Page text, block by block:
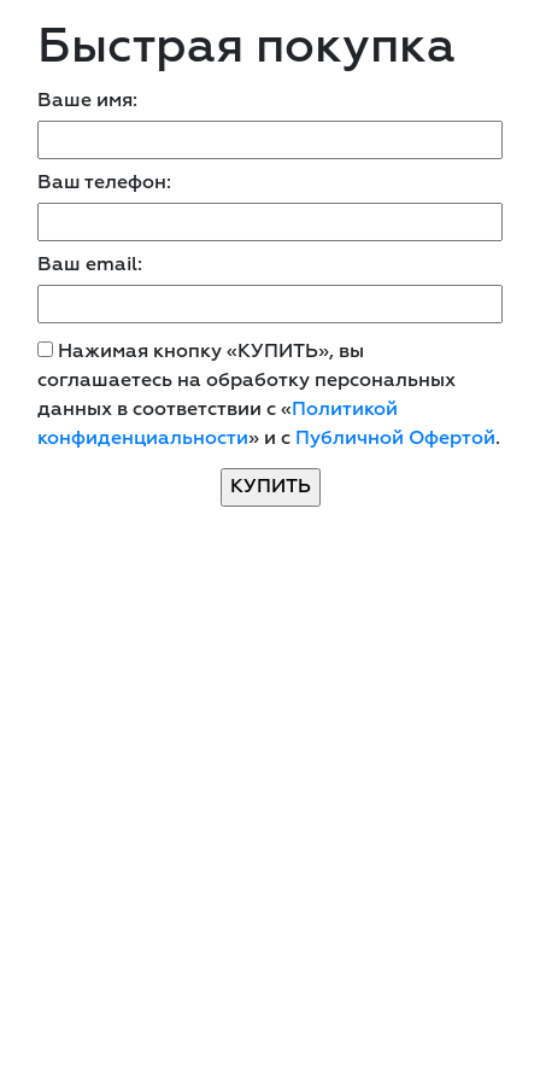
Быстрая покупка
Ваше имя:
Ваш телефон:
Ваш email:
Нажимая кнопку «КУПИТЬ», вы
соглашаетесь на обработку персональных
данных в соответствии с «Политикой
конфиденциальности» и с Публичной Офертой.